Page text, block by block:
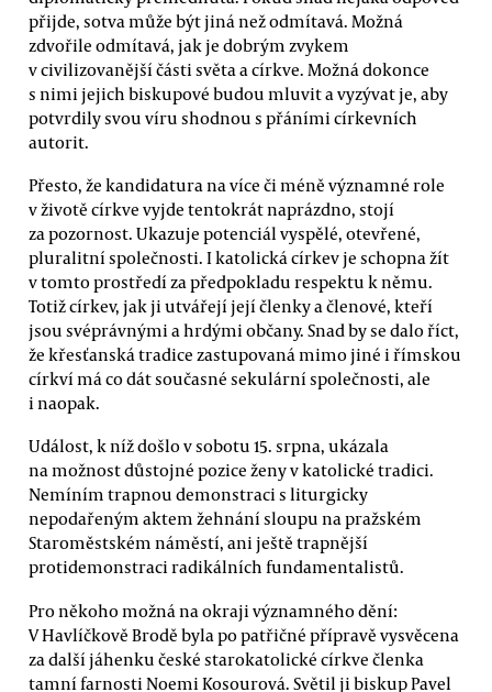
přijde, sotva může být jiná než odmítavá. Možná
zdvořile odmítavá, jak je dobrým zvykem
v civilizovanější části světa a církve. Možná dokonce
s nimi jejich biskupové budou mluvit a vyzývat je, aby
potvrdily svou víru shodnou s přáními církevních
autorit.
Přesto, že kandidatura na více či méně významné role
v životě církve vyjde tentokrát naprázdno, stojí
za pozornost. Ukazuje potenciál vyspělé, otevřené,
pluralitní společnosti. I katolická církev je schopna žít
v tomto prostředí za předpokladu respektu k němu.
Totiž církev, jak ji utvářejí její členky a členové, kteří
jsou svéprávnými a hrdými občany. Snad by se dalo říct,
že křesťanská tradice zastupovaná mimo jiné i římskou
církví má co dát současné sekulární společnosti, ale
i naopak.
Událost, k níž došlo v sobotu 15. srpna, ukázala
na možnost důstojné pozice ženy v katolické tradici.
Nemíním trapnou demonstraci s liturgicky
nepodařeným aktem žehnání sloupu na pražském
Staroměstském náměstí, ani ještě trapnější
protidemonstraci radikálních fundamentalistů.
Pro někoho možná na okraji významného dění:
V Havlíčkově Brodě byla po patřičné přípravě vysvěcena
za další jáhenku české starokatolické církve členka
tamní farnosti Noemi Kosourová. Světil ji biskup Pavel